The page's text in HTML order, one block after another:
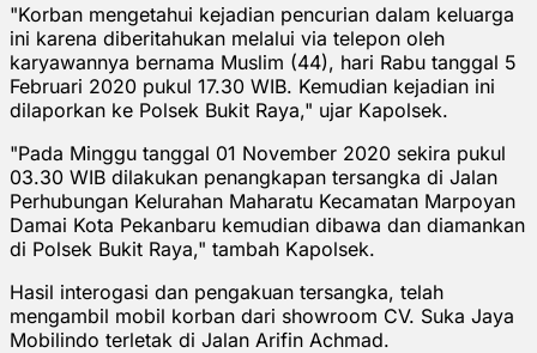
"Korban mengetahui kejadian pencurian dalam keluarga
ini karena diberitahukan melalui via telepon oleh
karyawannya bernama Muslim (44), hari Rabu tanggal 5
Februari 2020 pukul 17.30 WIB. Kemudian kejadian ini
dilaporkan ke Polsek Bukit Raya," ujar Kapolsek.
"Pada Minggu tanggal 01 November 2020 sekira pukul
03.30 WIB dilakukan penangkapan tersangka di Jalan
Perhubungan Kelurahan Maharatu Kecamatan Marpoyan
Damai Kota Pekanbaru kemudian dibawa dan diamankan
di Polsek Bukit Raya," tambah Kapolsek.
Hasil interogasi dan pengakuan tersangka, telah
mengambil mobil korban dari showroom CV. Suka Jaya
Mobilindo terletak di Jalan Arifin Achmad.